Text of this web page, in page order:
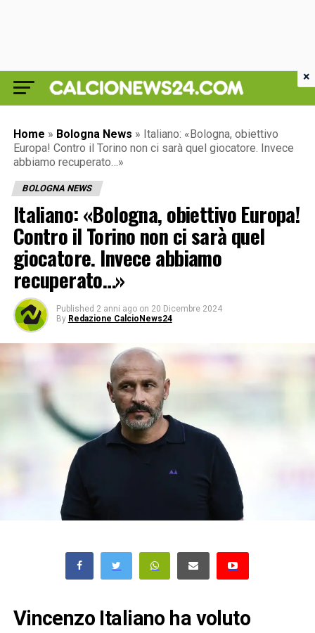
Home » Bologna News » Italiano: «Bologna, obiettivo
Europa! Contro il Torino non ci sarà quel giocatore. Invece
abbiamo recuperato…»
BOLOGNA NEWS
Italiano: «Bologna, obiettivo Europa!
Contro il Torino non ci sarà quel
giocatore. Invece abbiamo
recuperato…»
Published 2 anni ago on 20 Dicembre 2024
By Redazione CalcioNews24
Vincenzo Italiano ha voluto
×